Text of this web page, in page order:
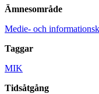
Ämnesområde
Medie- och
Taggar
MIK
Tidsåtgång